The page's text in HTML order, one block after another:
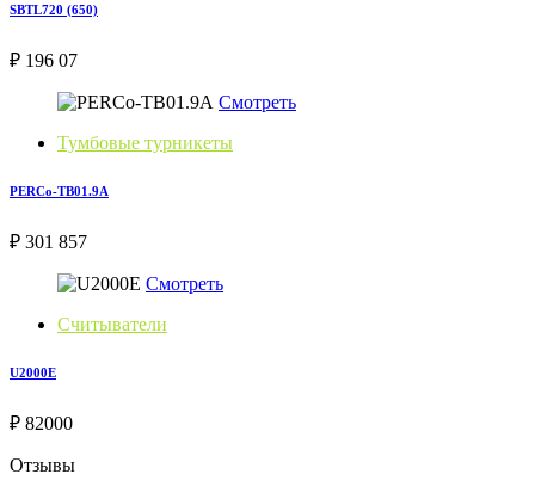
SBTL720 (650)
₽ 196 07
Смотреть
Тумбовые турникеты
PERCo-TB01.9A
₽ 301 857
Смотреть
Считыватели
U2000E
₽ 82000
Отзывы